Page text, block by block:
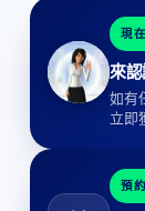
現
來
如有
立即
預